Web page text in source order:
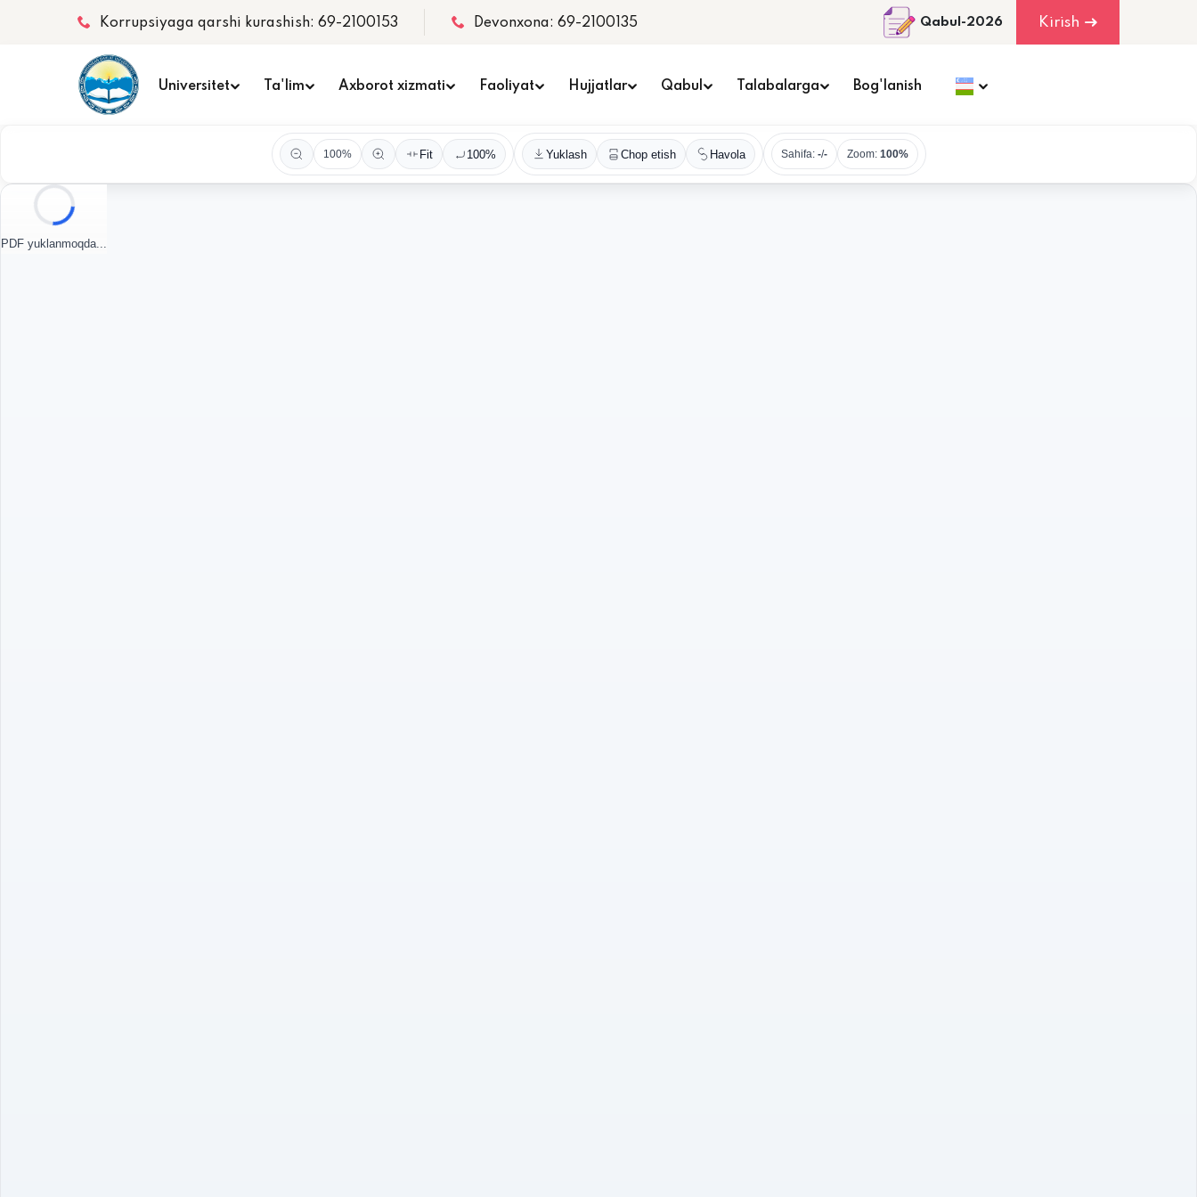
Korrupsiyaga qarshi kurashish: 69-2100153 Devonxona: 69-2100135 Qabul-2026 Kirish
Universitet Ta'lim Axborot xizmati Faoliyat Hujjatlar Qabul Talabalarga Bog'lanish
100% Fit 100% Yuklash Chop etish Havola Sahifa: -/- Zoom: 100%
PDF yuklanmoqda...